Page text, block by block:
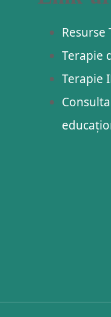
Resurse
Terapie
Terapie